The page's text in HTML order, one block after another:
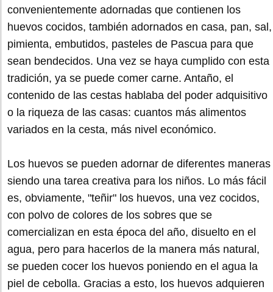
convenientemente adornadas que contienen los
huevos cocidos, también adornados en casa, pan, sal,
pimienta, embutidos, pasteles de Pascua para que
sean bendecidos. Una vez se haya cumplido con esta
tradición, ya se puede comer carne. Antaño, el
contenido de las cestas hablaba del poder adquisitivo
o la riqueza de las casas: cuantos más alimentos
variados en la cesta, más nivel económico.
Los huevos se pueden adornar de diferentes maneras
siendo una tarea creativa para los niños. Lo más fácil
es, obviamente, "teñir" los huevos, una vez cocidos,
con polvo de colores de los sobres que se
comercializan en esta época del año, disuelto en el
agua, pero para hacerlos de la manera más natural,
se pueden cocer los huevos poniendo en el agua la
piel de cebolla. Gracias a esto, los huevos adquieren